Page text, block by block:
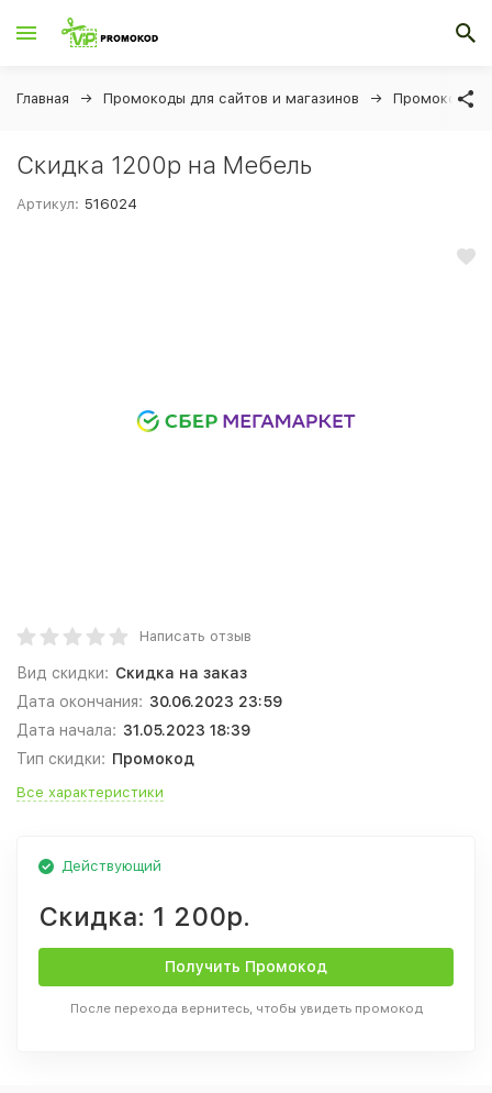
Главная Промокоды для сайтов и магазинов Промокоды
Скидка 1200р на Мебель
Артикул: 516024
Написать отзыв
Вид скидки: Скидка на заказ
Дата окончания: 30.06.2023 23:59
Дата начала: 31.05.2023 18:39
Тип скидки: Промокод
Все характеристики
Действующий
Скидка: 1 200р.
Получить Промокод
После перехода вернитесь, чтобы увидеть промокод